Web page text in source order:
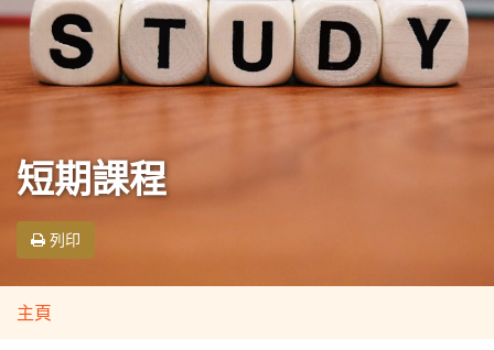
短期課程
列印
主頁